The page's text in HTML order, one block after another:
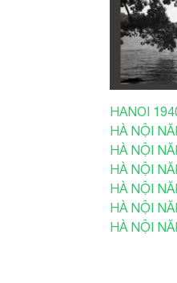
HANOI
HÀ NỘI
HÀ NỘI
HÀ NỘI
HÀ NỘI
HÀ NỘI
HÀ NỘI